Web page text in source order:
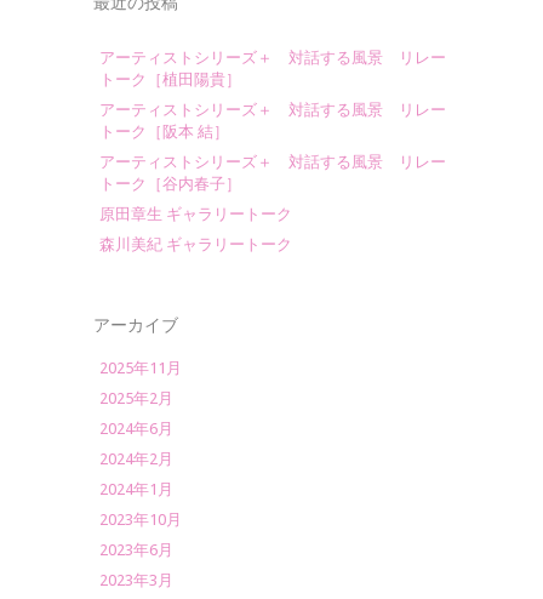
アーティストシリーズ＋ 対話する風景 リレー
トーク［植田陽貴］
アーティストシリーズ＋ 対話する風景 リレー
トーク［阪本 結］
アーティストシリーズ＋ 対話する風景 リレー
トーク［谷内春子］
原田章生 ギャラリートーク
森川美紀 ギャラリートーク
アーカイブ
2025年11月
2025年2月
2024年6月
2024年2月
2024年1月
2023年10月
2023年6月
2023年3月